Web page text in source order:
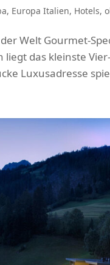
, Europa Italien, Hotels,
Welt Gourmet-
das kleinste
Luxusadresse